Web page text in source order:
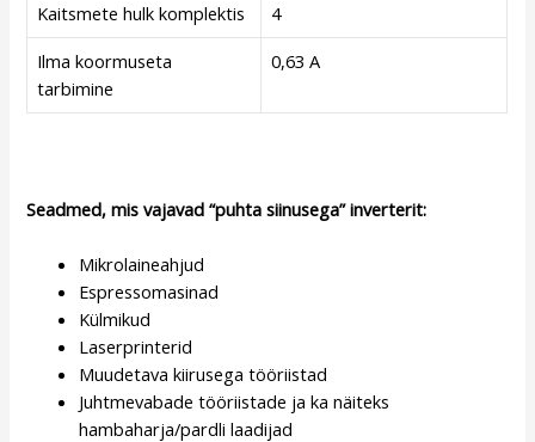
Kaitsmete hulk komplektis
4
Ilma koormuseta
tarbimine
0,63 A
Seadmed, mis vajavad “puhta siinusega” inverterit:
Mikrolaineahjud
Espressomasinad
Külmikud
Laserprinterid
Muudetava kiirusega tööriistad
Juhtmevabade tööriistade ja ka näiteks
hambaharja/pardli laadijad